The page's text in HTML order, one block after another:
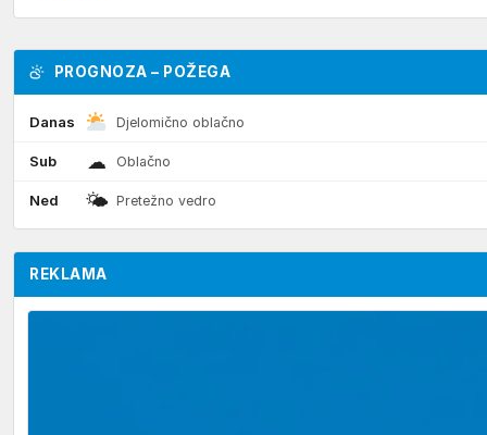
PROGNOZA – POŽEGA
Danas Djelomično oblačno
Sub ☁ Oblačno
Ned 🌤 Pretežno vedro
REKLAMA